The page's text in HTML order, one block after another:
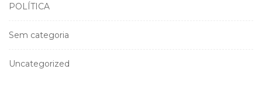
POLÍTICA
Sem categoria
Uncategorized